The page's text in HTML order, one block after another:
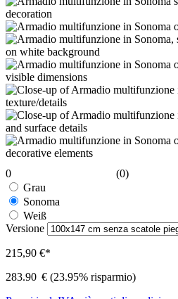
0
(0)
Grau
Sonoma
Weiß
Versione
215,90 €*
283.90 € (23.95% risparmio)